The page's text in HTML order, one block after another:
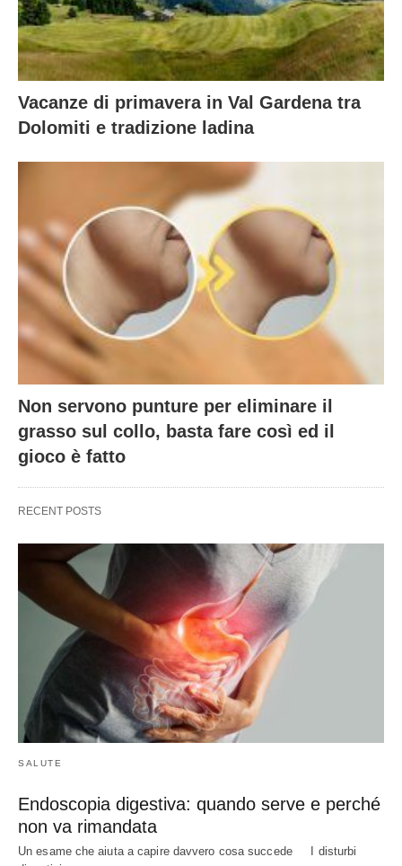
Vacanze di primavera in Val Gardena tra
Dolomiti e tradizione ladina
Non servono punture per eliminare il
grasso sul collo, basta fare così ed il
gioco è fatto
RECENT POSTS
SALUTE
Endoscopia digestiva: quando serve e perché
non va rimandata
Un esame che aiuta a capire davvero cosa succede I disturbi